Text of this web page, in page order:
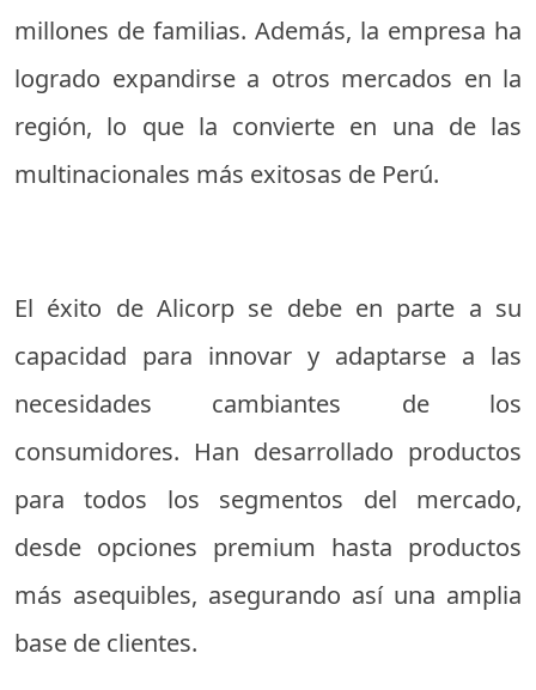
millones de familias. Además, la empresa ha
logrado expandirse a otros mercados en la
región, lo que la convierte en una de las
multinacionales más exitosas de Perú.
El éxito de Alicorp se debe en parte a su
capacidad para innovar y adaptarse a las
necesidades cambiantes de los
consumidores. Han desarrollado productos
para todos los segmentos del mercado,
desde opciones premium hasta productos
más asequibles, asegurando así una amplia
base de clientes.